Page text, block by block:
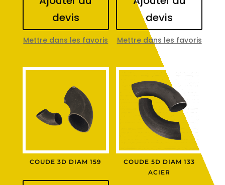
devis
Mettre dans les favoris
devis
Mettre dans les favoris
COUDE 3D DIAM 159
COUDE 5D DIAM 133
ACIER